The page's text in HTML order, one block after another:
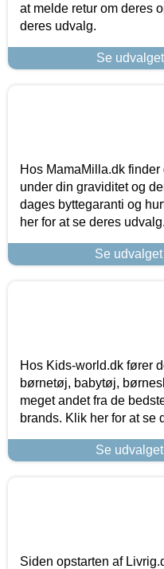
at melde retur om deres
deres udvalg.
Se
Hos MamaMilla.dk
under din graviditet og
dages byttegaranti og
her for at se deres udvalg.
Se
Hos Kids-world.dk fører
børnetøj, babytøj,
meget andet fra de
brands. Klik her for at se
Se
Siden opstarten af